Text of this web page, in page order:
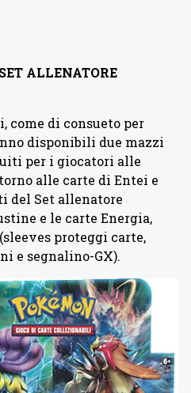
SET ALLENATORE
come di consueto per
disponibili due mazzi
per i giocatori alle
alle carte di Entei e
del Set allenatore
e le carte Energia,
proteggi carte,
e segnalino-GX).